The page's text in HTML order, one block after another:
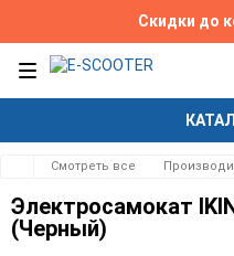
Скидки до
Смотреть все
Электросамокат
(Черный)